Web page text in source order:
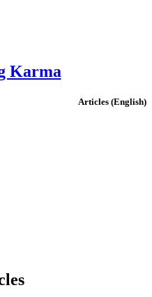
Karma
(English) Articles